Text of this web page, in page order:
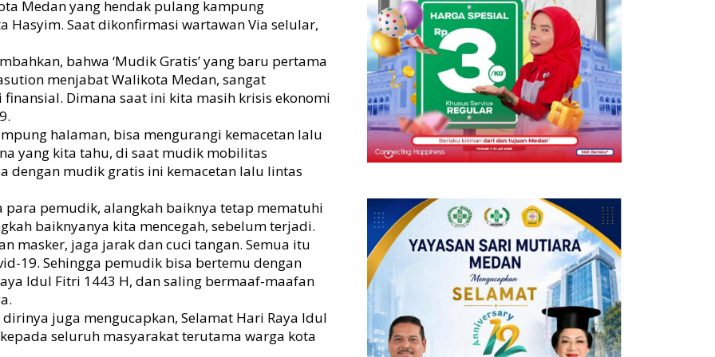
Medan yang hendak pulang kampung
Hasyim. Saat dikonfirmasi wartawan Via selular,
bahwa ‘Mudik Gratis’ yang baru pertama
menjabat Walikota Medan, sangat
Dimana saat ini kita masih krisis ekonomi
halaman, bisa mengurangi kemacetan lalu
yang kita tahu, di saat mudik mobilitas
dengan mudik gratis ini kemacetan lalu lintas
pemudik, alangkah baiknya tetap mematuhi
baiknyanya kita mencegah, sebelum terjadi.
masker, jaga jarak dan cuci tangan. Semua itu
19. Sehingga pemudik bisa bertemu dengan
Idul Fitri 1443 H, dan saling bermaaf-maafan
juga mengucapkan, Selamat Hari Raya Idul
seluruh masyarakat terutama warga kota